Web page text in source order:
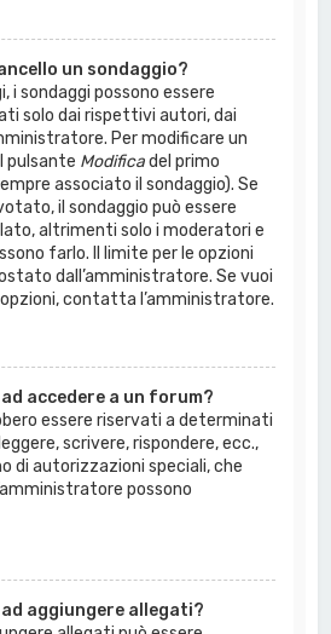
un sondaggio?
i sondaggi possono essere
solo dai rispettivi autori, dai
Per modificare un
pulsante Modificadel primo
associato il sondaggio). Se
il sondaggio può essere
altrimenti solo i moderatori e
farlo. Il limite per le opzioni
dall’amministratore. Se vuoi
contatta l’amministratore.
accedere a un forum?
essere riservati a determinati
scrivere, rispondere, ecc.,
di autorizzazioni speciali, che
possono
aggiungere allegati?